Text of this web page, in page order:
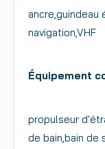
navigation,VHF
Équipement
propulseur
de bain,bain de